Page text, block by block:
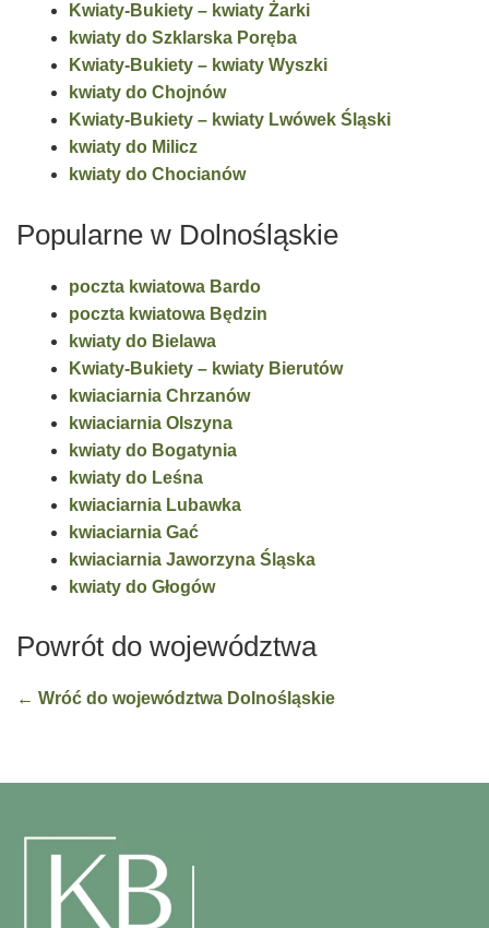
Kwiaty-Bukiety – kwiaty Żarki
kwiaty do Szklarska Poręba
Kwiaty-Bukiety – kwiaty Wyszki
kwiaty do Chojnów
Kwiaty-Bukiety – kwiaty Lwówek Śląski
kwiaty do Milicz
kwiaty do Chocianów
Popularne w Dolnośląskie
poczta kwiatowa Bardo
poczta kwiatowa Będzin
kwiaty do Bielawa
Kwiaty-Bukiety – kwiaty Bierutów
kwiaciarnia Chrzanów
kwiaciarnia Olszyna
kwiaty do Bogatynia
kwiaty do Leśna
kwiaciarnia Lubawka
kwiaciarnia Gać
kwiaciarnia Jaworzyna Śląska
kwiaty do Głogów
Powrót do województwa
← Wróć do województwa Dolnośląskie